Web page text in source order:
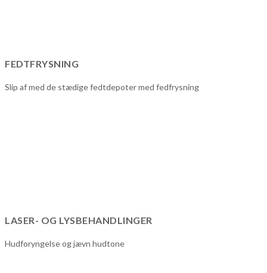
FEDTFRYSNING
Slip af med de stædige fedtdepoter med fedfrysning
LASER- OG LYSBEHANDLINGER
Hudforyngelse og jævn hudtone